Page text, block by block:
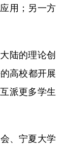
用；另一方
陆的理论创
高校都开展
派更多学生
、宁夏大学